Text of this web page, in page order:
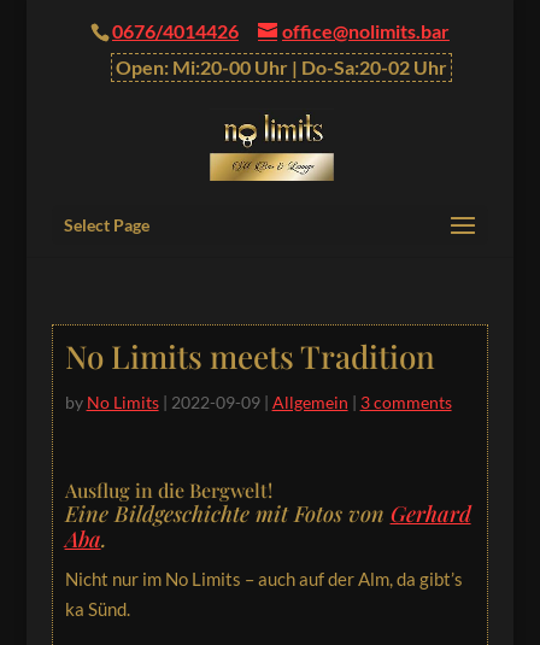
0676/4014426
office@nolimits.bar
Open: Mi:20-00 Uhr | Do-Sa:20-02 Uhr
Select Page
No Limits meets Tradition
by No Limits| 2022-09-09| Allgemein | 3 comments
Ausflug in die Bergwelt!
Eine Bildgeschichte mit Fotos von Gerhard
Aba.
Nicht nur im No Limits – auch auf der Alm, da gibt’s
ka Sünd.